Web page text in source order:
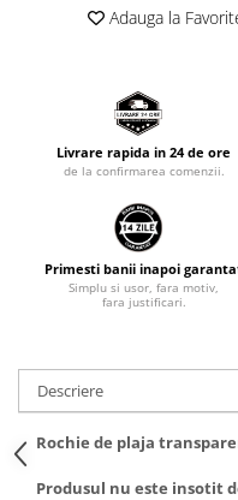
Adauga la
Livrare rapida in 24 de ore
de la confirmarea comenzii.
Primesti banii inapoi
Simplu si usor, fara motiv,
fara justificari.
Descriere
Rochie de plaja
Produsul nu este insotit